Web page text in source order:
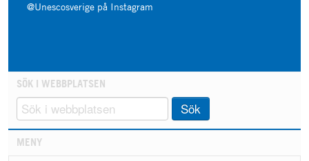
@Unescosverige på Instagram
SÖK I WEBBPLATSEN
Sök
MENY